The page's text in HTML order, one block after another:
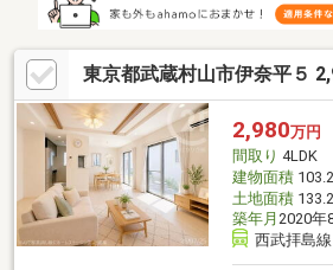
東京都武蔵村山市伊奈平５
2,980万円
間取り 4LDK
建物面積
土地面積
築年月 2020年
西武拝島